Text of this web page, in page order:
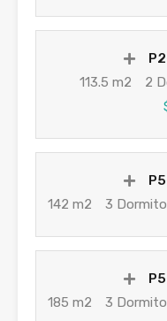
113.5 m2
2
142 m2
3
185 m2
3